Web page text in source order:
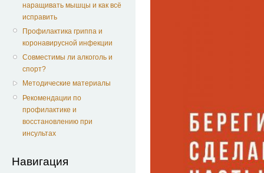
наращивать мышцы и как всё
исправить
Профилактика гриппа и
коронавирусной инфекции
Совместимы ли алкоголь и
спорт?
Методические материалы
Рекомендации по
профилактике и
восстановлению при
инсультах
Навигация